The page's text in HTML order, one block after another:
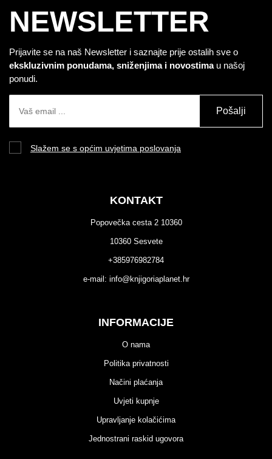
NEWSLETTER
Prijavite se na naš Newsletter i saznajte prije ostalih sve o
ekskluzivnim ponudama, sniženjima i novostimau našoj
ponudi.
Pošalji
Slažem se s općim uvjetima poslovanja
KONTAKT
Popovečka cesta 2 10360
10360 Sesvete
+385976982784
e-mail: info@knjigoriaplanet.hr
INFORMACIJE
O nama
Politika privatnosti
Načini plaćanja
Uvjeti kupnje
Upravljanje kolačićima
Jednostrani raskid ugovora